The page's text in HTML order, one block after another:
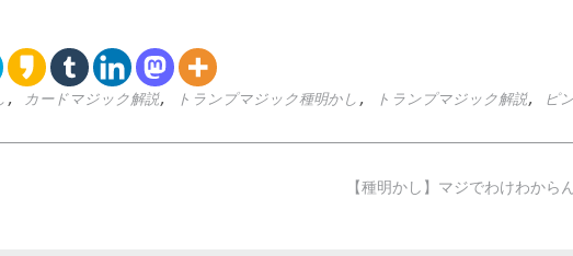
, カードマジック解説, トランプマジック種明かし , トランプマジック解説, ピ
【種明かし】マジでわけわか